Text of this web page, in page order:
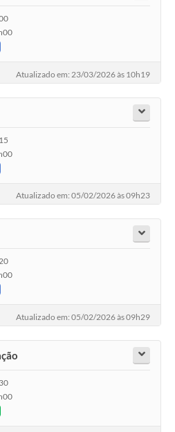
Atualizado em: 23/03/2026 às 10h19
Atualizado em: 05/02/2026 às 09h23
Atualizado em: 05/02/2026 às 09h29